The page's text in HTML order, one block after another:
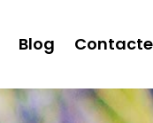
Blog Contacte